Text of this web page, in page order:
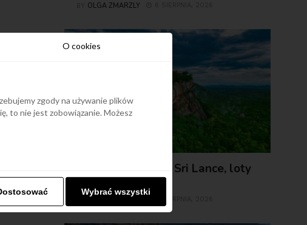
OLGA ZMARZLY
TOP 15 miejsc na Sri Lance, loty
od 2499 zł
O cookies
zgody na używanie plików
to nie jest zobowiązanie. Możesz
Wybrać wszystki